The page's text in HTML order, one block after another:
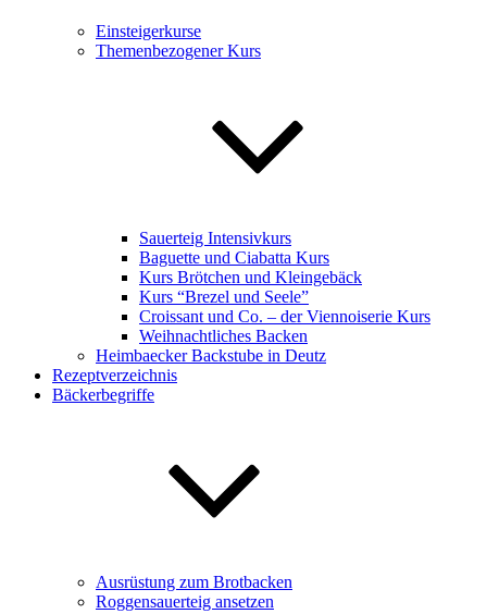
Einsteigerkurse
Themenbezogener Kurs
Sauerteig Intensivkurs
Baguette und Ciabatta Kurs
Kurs Brötchen und Kleingebäck
Kurs “Brezel und Seele”
Croissant und Co. – der Viennoiserie Kurs
Weihnachtliches Backen
Heimbaecker Backstube in Deutz
Rezeptverzeichnis
Bäckerbegriffe
Ausrüstung zum Brotbacken
Roggensauerteig ansetzen